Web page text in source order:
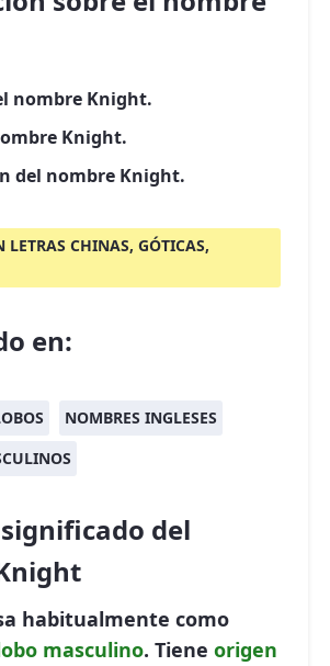
nombre Knight.
Knight.
del nombre Knight.
LETRAS CHINAS, GÓTICAS,
en:
NOMBRES INGLESES
del
habitualmente como
masculino. Tiene origen